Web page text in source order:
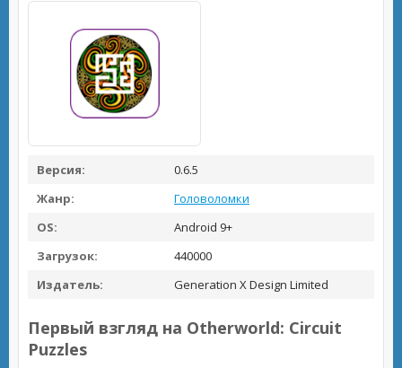
Версия:
0.6.5
Жанр:
Головоломки
OS:
Android 9+
Загрузок:
440000
Издатель:
Generation X Design Limited
Первый взгляд на Otherworld: Circuit
Puzzles